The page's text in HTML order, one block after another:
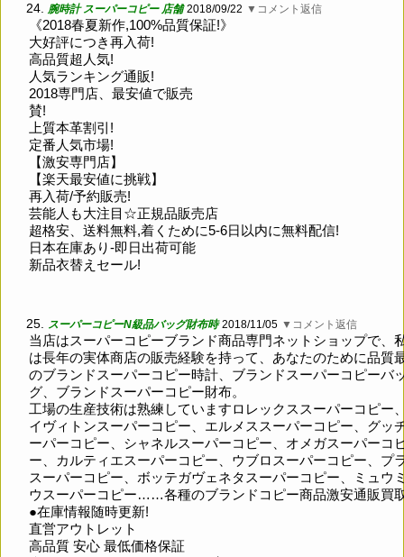
24. 腕時計 スーパーコピー 店舗 2018/09/22 ▼コメント返信
《2018春夏新作,100%品質保証!》
大好評につき再入荷!
高品質超人気!
人気ランキング通販!
2018専門店、最安値で販売
賛!
上質本革割引!
定番人気市場!
【激安専門店】
【楽天最安値に挑戦】
再入荷/予約販売!
芸能人も大注目☆正規品販売店
超格安、送料無料,着くために5-6日以内に無料配信!
日本在庫あり-即日出荷可能
新品衣替えセール!
25. スーパーコピーN級品バッグ財布時 2018/11/05 ▼コメント返信
当店はスーパーコピーブランド商品専門ネットショップで、
は長年の実体商店の販売経験を持って、あなたのために品質
のブランドスーパーコピー時計、ブランドスーパーコピーバ
グ、ブランドスーパーコピー財布。
工場の生産技術は熟練していますロレックススーパーコピー
イヴィトンスーパーコピー、エルメススーパーコピー、グッ
ーパーコピー、シャネルスーパーコピー、オメガスーパーコ
ー、カルティエスーパーコピー、ウブロスーパーコピー、プ
スーパーコピー、ボッテガヴェネタスーパーコピー、ミュウ
ウスーパーコピー……各種のブランドコピー商品激安通販買
●在庫情報随時更新!
直営アウトレット
高品質 安心 最低価格保証